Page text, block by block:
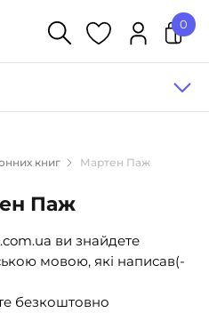
(1015)
(527)
(55)
0
книг Мартен Паж
Паж
ви знайдете
мовою, які написав(-
безкоштовно